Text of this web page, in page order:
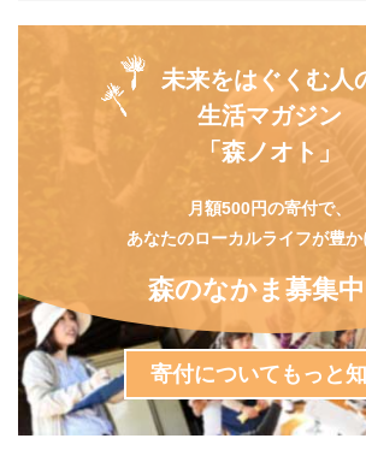
未来をはぐくむ人
生活マガジン
「森ノオト」
月額500円の寄付で、
あなたのローカルライフが豊か
森のなかま募集中
寄付についてもっと